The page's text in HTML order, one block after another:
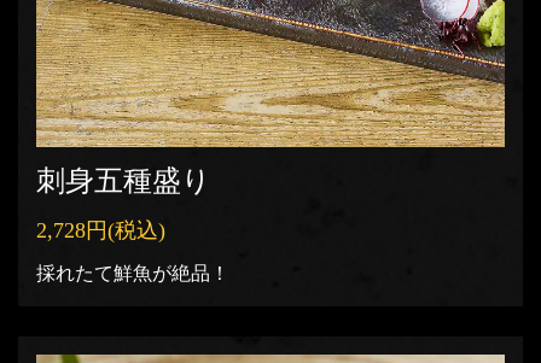
刺身五種盛り
2,728円(税込)
採れたて鮮魚が絶品！